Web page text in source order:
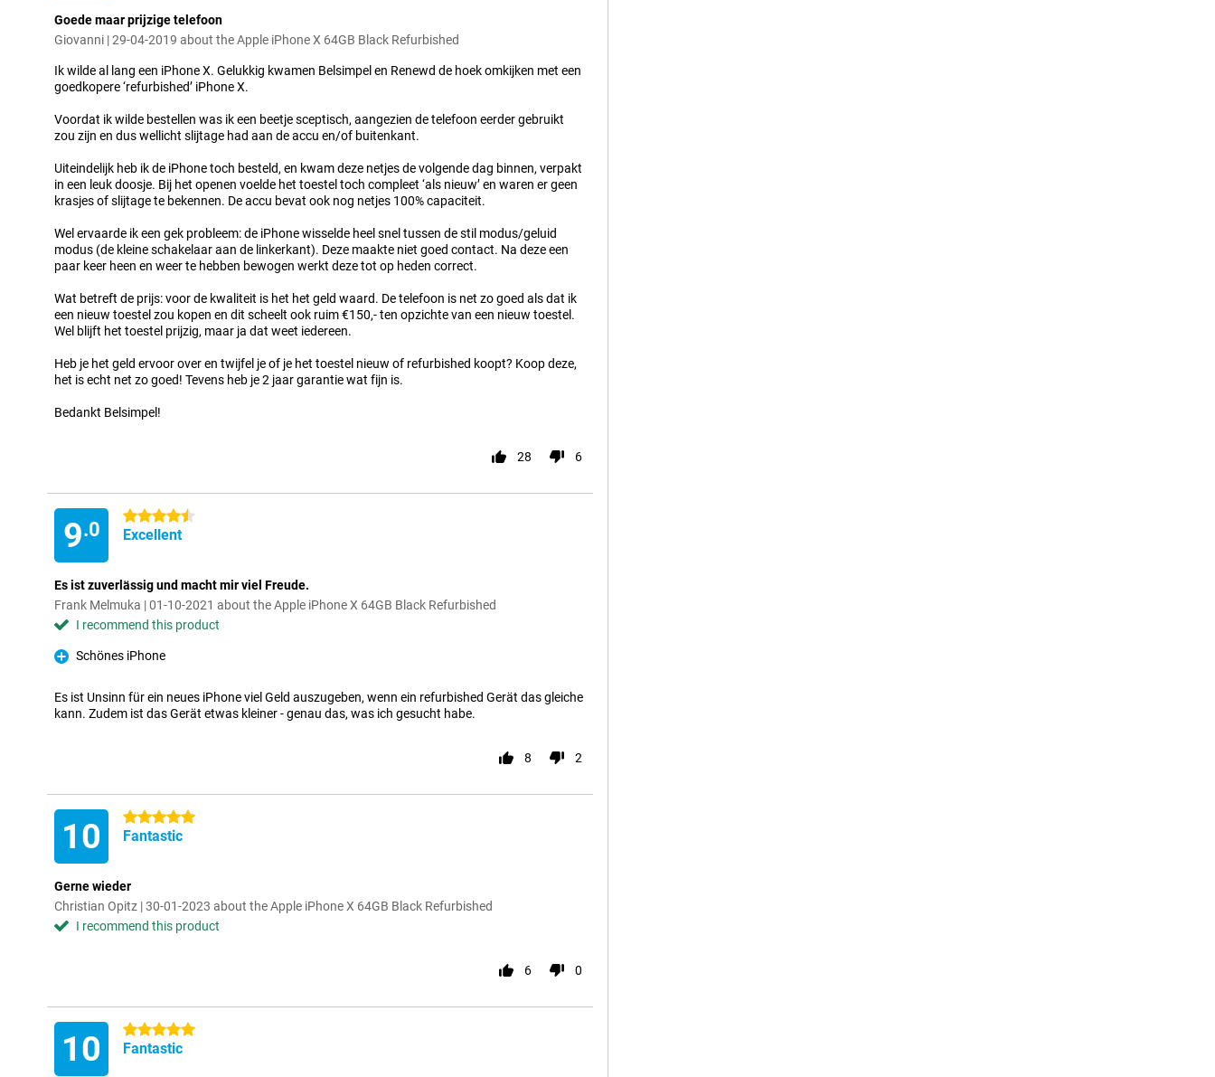
Goede maar prijzige telefoon
Giovanni | 29-04-2019 about the Apple iPhone X 64GB Black Refurbished
Ik wilde al lang een iPhone X. Gelukkig kwamen Belsimpel en Renewd de hoek omkijken met een
goedkopere ‘refurbished’ iPhone X.
Voordat ik wilde bestellen was ik een beetje sceptisch, aangezien de telefoon eerder gebruikt
zou zijn en dus wellicht slijtage had aan de accu en/of buitenkant.
Uiteindelijk heb ik de iPhone toch besteld, en kwam deze netjes de volgende dag binnen, verpakt
in een leuk doosje. Bij het openen voelde het toestel toch compleet ‘als nieuw’ en waren er geen
krasjes of slijtage te bekennen. De accu bevat ook nog netjes 100% capaciteit.
Wel ervaarde ik een gek probleem: de iPhone wisselde heel snel tussen de stil modus/geluid
modus (de kleine schakelaar aan de linkerkant). Deze maakte niet goed contact. Na deze een
paar keer heen en weer te hebben bewogen werkt deze tot op heden correct.
Wat betreft de prijs: voor de kwaliteit is het het geld waard. De telefoon is net zo goed als dat ik
een nieuw toestel zou kopen en dit scheelt ook ruim €150,- ten opzichte van een nieuw toestel.
Wel blijft het toestel prijzig, maar ja dat weet iedereen.
Heb je het geld ervoor over en twijfel je of je het toestel nieuw of refurbished koopt? Koop deze,
het is echt net zo goed! Tevens heb je 2 jaar garantie wat fijn is.
Bedankt Belsimpel!
28 6
9.0
4.5 stars
Excellent
Es ist zuverlässig und macht mir viel Freude.
Frank Melmuka | 01-10-2021 about the Apple iPhone X 64GB Black Refurbished
I recommend this product
Pro
Schönes iPhone
Es ist Unsinn für ein neues iPhone viel Geld auszugeben, wenn ein refurbished Gerät das gleiche
kann. Zudem ist das Gerät etwas kleiner - genau das, was ich gesucht habe.
8 2
10 5 stars
Fantastic
Gerne wieder
Christian Opitz | 30-01-2023 about the Apple iPhone X 64GB Black Refurbished
I recommend this product
6 0
10 5 stars
Fantastic